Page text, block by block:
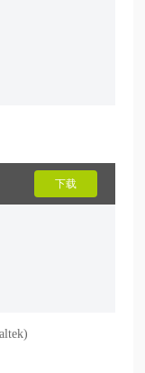
下载